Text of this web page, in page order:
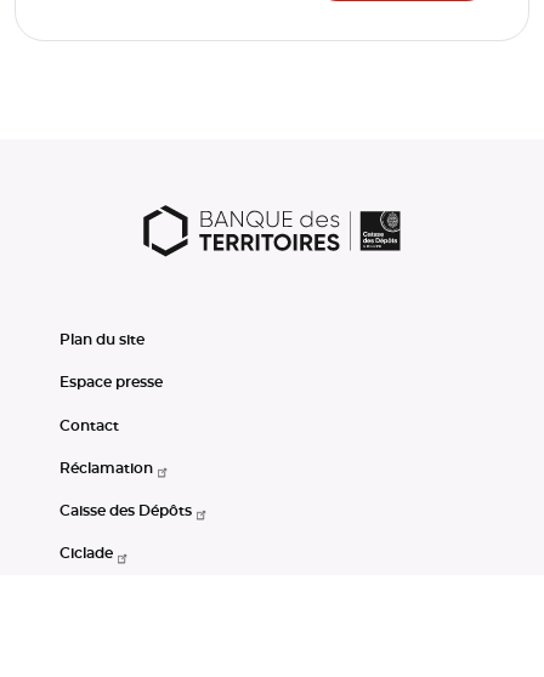
Plan du site
Espace presse
Contact
Réclamation
Caisse des Dépôts
Ciclade